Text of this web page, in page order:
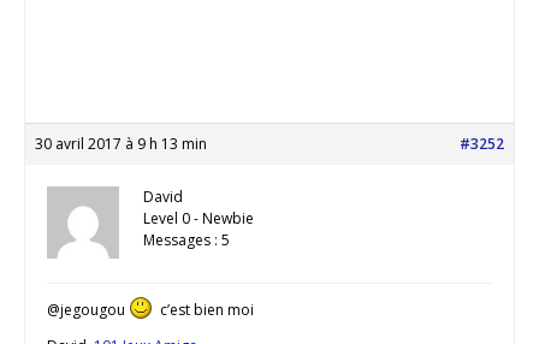
30 avril 2017 à 9 h 13 min #3252
David
Level 0 - Newbie
Messages : 5
@jegougou
c’est bien moi